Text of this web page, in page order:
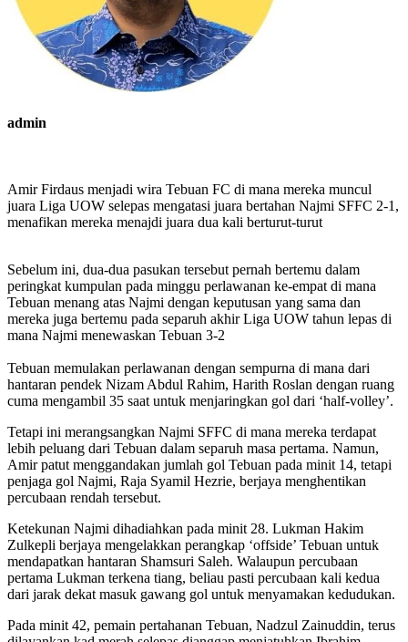
admin
Amir Firdaus menjadi wira Tebuan FC di mana mereka muncul
juara Liga UOW selepas mengatasi juara bertahan Najmi SFFC 2-1,
menafikan mereka menajdi juara dua kali berturut-turut
Sebelum ini, dua-dua pasukan tersebut pernah bertemu dalam
peringkat kumpulan pada minggu perlawanan ke-empat di mana
Tebuan menang atas Najmi dengan keputusan yang sama dan
mereka juga bertemu pada separuh akhir Liga UOW tahun lepas di
mana Najmi menewaskan Tebuan 3-2
Tebuan memulakan perlawanan dengan sempurna di mana dari
hantaran pendek Nizam Abdul Rahim, Harith Roslan dengan ruang
cuma mengambil 35 saat untuk menjaringkan gol dari ‘half-volley’.
Tetapi ini merangsangkan Najmi SFFC di mana mereka terdapat
lebih peluang dari Tebuan dalam separuh masa pertama. Namun,
Amir patut menggandakan jumlah gol Tebuan pada minit 14, tetapi
penjaga gol Najmi, Raja Syamil Hezrie, berjaya menghentikan
percubaan rendah tersebut.
Ketekunan Najmi dihadiahkan pada minit 28. Lukman Hakim
Zulkepli berjaya mengelakkan perangkap ‘offside’ Tebuan untuk
mendapatkan hantaran Shamsuri Saleh. Walaupun percubaan
pertama Lukman terkena tiang, beliau pasti percubaan kali kedua
dari jarak dekat masuk gawang gol untuk menyamakan kedudukan.
Pada minit 42, pemain pertahanan Tebuan, Nadzul Zainuddin, terus